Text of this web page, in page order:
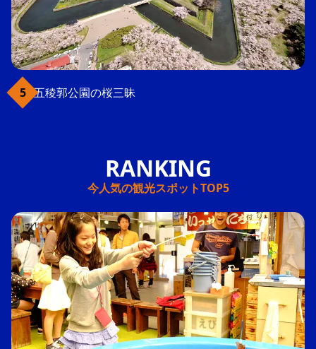
五稜郭公園の桜三昧
今人気の観光スポットTOP5